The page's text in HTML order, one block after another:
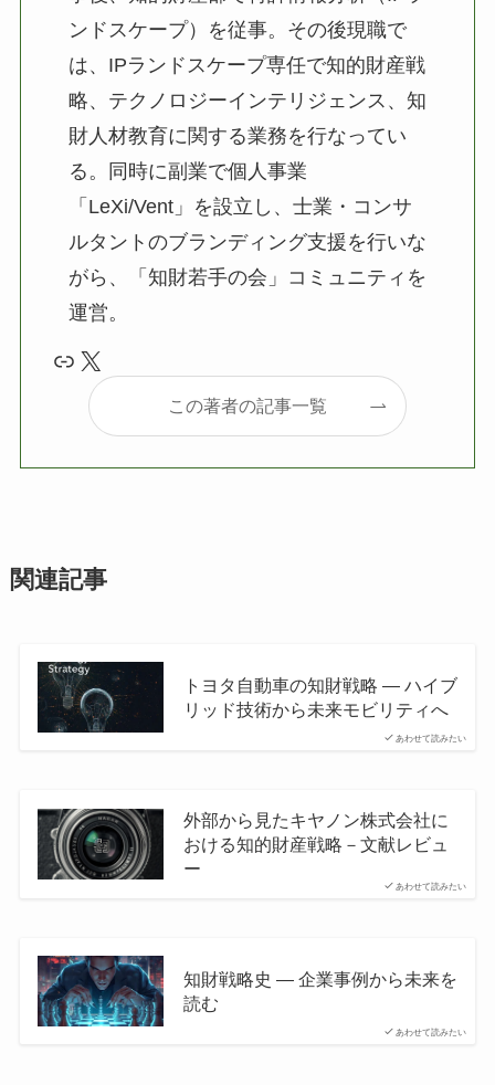
ンドスケープ）を従事。その後現職で
は、IPランドスケープ専任で知的財産戦
略、テクノロジーインテリジェンス、知
財人材教育に関する業務を行なってい
る。同時に副業で個人事業
「LeXi/Vent」を設立し、士業・コンサ
ルタントのブランディング支援を行いな
がら、「知財若手の会」コミュニティを
運営。
リンク X
この著者の記事一覧
関連記事
あわせて読みたい
トヨタ自動車の知財戦略 — ハイブ
リッド技術から未来モビリティへ
あわせて読みたい
外部から見たキヤノン株式会社に
おける知的財産戦略－文献レビュ
ー
あわせて読みたい
知財戦略史 — 企業事例から未来を
読む